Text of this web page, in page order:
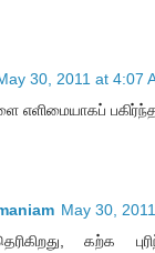
30, 2011 at 4:07
எளிமையாகப்
May 30,
கற்க